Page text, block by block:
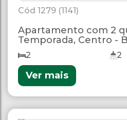
1279 (1141)
Apartamento com 2
Temporada, Centro -
2 2
Ver mais